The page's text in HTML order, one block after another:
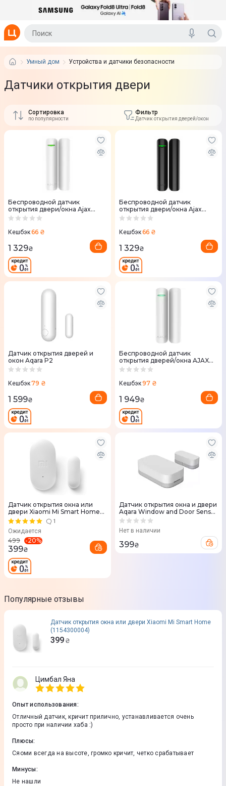
Умный дом Устройства и датчики безопасности
Датчики открытия двери
Сортировка
по популярности
Фильтр
Датчик открытия дверей/окон
Беспроводной датчик
открытия двери/окна Ajax
DoorProtect strong (White)
Кешбэк66 ₴
1 329₴
Беспроводной датчик
открытия двери/окна Ajax
DoorProtect strong (Black)
Кешбэк66 ₴
1 329₴
Датчик открытия дверей и
окон Aqara P2
Кешбэк79 ₴
1 599₴
Беспроводной датчик
открытия дверей/окна AJAX
PLUS WHITE
Кешбэк97 ₴
1 949₴
Датчик открытия окна или
двери Xiaomi Mi Smart Home
(1154300004)
1
Ожидается
499 -20%
399₴
Датчик открытия окна и двери
Aqara Window and Door Sensor
(White)
Нет в наличии
399₴
Популярные отзывы
Датчик открытия окна или двери Xiaomi Mi Smart Home
(1154300004)
399 ₴
Цимбал Яна
Опыт использования:
Отличный датчик, кричит прилично, устанавливается очень
просто при наличии хаба :)
Плюсы:
Сяоми всегда на высоте, громко кричит, четко срабатывает
Минусы:
Не нашли